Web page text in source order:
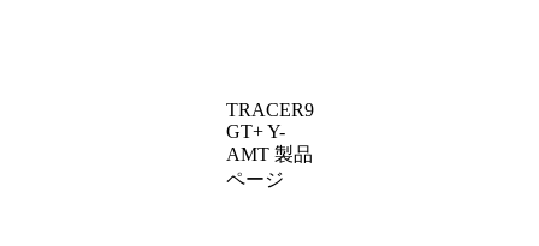
TRACER9
GT+ Y-
AMT 製品
ページ